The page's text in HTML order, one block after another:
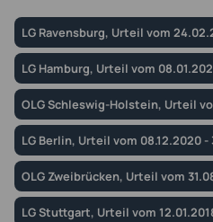
LG Ravensburg, Urteil vom
LG Hamburg, Urteil vom
OLG Schleswig-Holstein, Urteil
LG Berlin, Urteil vom 08.12.2020 -
OLG Zweibrücken, Urteil vom
LG Stuttgart, Urteil vom